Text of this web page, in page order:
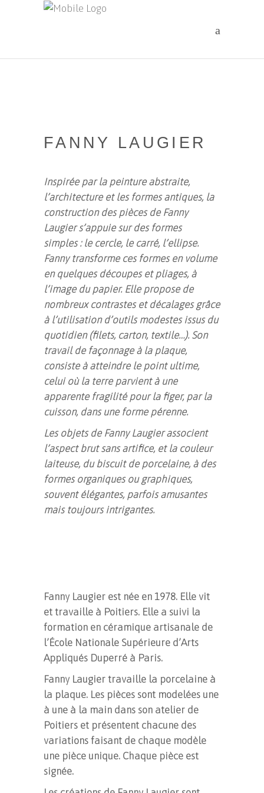
FANNY LAUGIER
Inspirée par la peinture abstraite,
l’architecture et les formes antiques, la
construction des pièces de Fanny
Laugier s’appuie sur des formes
simples : le cercle, le carré, l’ellipse.
Fanny transforme ces formes en volume
en quelques découpes et pliages, à
l’image du papier. Elle propose de
nombreux contrastes et décalages grâce
à l’utilisation d’outils modestes issus du
quotidien (filets, carton, textile…). Son
travail de façonnage à la plaque,
consiste à atteindre le point ultime,
celui où la terre parvient à une
apparente fragilité pour la figer, par la
cuisson, dans une forme pérenne.
Les objets de Fanny Laugier associent
l’aspect brut sans artifice, et la couleur
laiteuse, du biscuit de porcelaine, à des
formes organiques ou graphiques,
souvent élégantes, parfois amusantes
mais toujours intrigantes.
Fanny Laugier est née en 1978. Elle vit
et travaille à Poitiers. Elle a suivi la
formation en céramique artisanale de
l’École Nationale Supérieure d’Arts
Appliqués Duperré à Paris.
Fanny Laugier travaille la porcelaine à
la plaque. Les pièces sont modelées une
à une à la main dans son atelier de
Poitiers et présentent chacune des
variations faisant de chaque modèle
une pièce unique. Chaque pièce est
signée.